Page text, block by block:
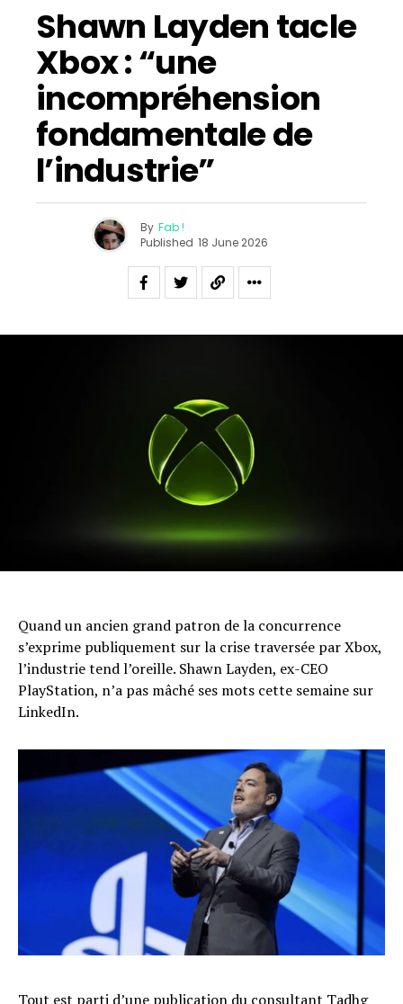
Shawn Layden tacle
Xbox : “une
incompréhension
fondamentale de
l’industrie”
By Fab !
Published 18 June 2026
Quand un ancien grand patron de la concurrence
s’exprime publiquement sur la crise traversée par Xbox,
l’industrie tend l’oreille. Shawn Layden, ex-CEO
PlayStation, n’a pas mâché ses mots cette semaine sur
LinkedIn.
Tout est parti d’une publication du consultant Tadhg